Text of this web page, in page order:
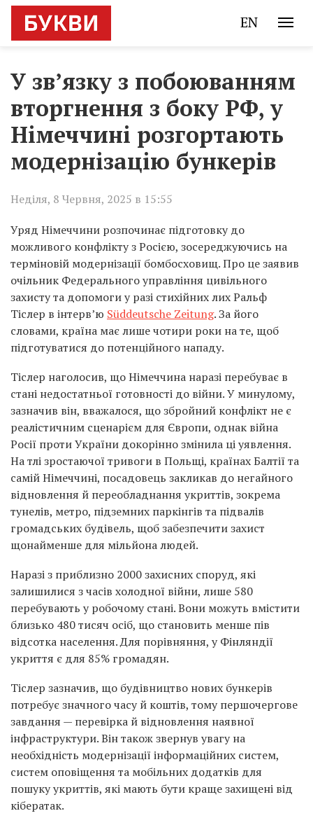
EN
У зв’язку з побоюванням
вторгнення з боку РФ, у
Німеччині розгортають
модернізацію бункерів
Неділя, 8 Червня, 2025 в 15:55
Уряд Німеччини розпочинає підготовку до
можливого конфлікту з Росією, зосереджуючись на
терміновій модернізації бомбосховищ. Про це заявив
очільник Федерального управління цивільного
захисту та допомоги у разі стихійних лих Ральф
Тіслер в інтерв’ю Süddeutsche Zeitung. За його
словами, країна має лише чотири роки на те, щоб
підготуватися до потенційного нападу.
Тіслер наголосив, що Німеччина наразі перебуває в
стані недостатньої готовності до війни. У минулому,
зазначив він, вважалося, що збройний конфлікт не є
реалістичним сценарієм для Європи, однак війна
Росії проти України докорінно змінила ці уявлення.
На тлі зростаючої тривоги в Польщі, країнах Балтії та
самій Німеччині, посадовець закликав до негайного
відновлення й переобладнання укриттів, зокрема
тунелів, метро, підземних паркінгів та підвалів
громадських будівель, щоб забезпечити захист
щонайменше для мільйона людей.
Наразі з приблизно 2000 захисних споруд, які
залишилися з часів холодної війни, лише 580
перебувають у робочому стані. Вони можуть вмістити
близько 480 тисяч осіб, що становить менше пів
відсотка населення. Для порівняння, у Фінляндії
укриття є для 85% громадян.
Тіслер зазначив, що будівництво нових бункерів
потребує значного часу й коштів, тому першочергове
завдання — перевірка й відновлення наявної
інфраструктури. Він також звернув увагу на
необхідність модернізації інформаційних систем,
систем оповіщення та мобільних додатків для
пошуку укриттів, які мають бути краще захищені від
кібератак.